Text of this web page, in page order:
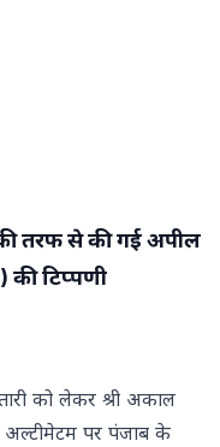
तरफ से की गई अपील
टिप्पणी
को लेकर श्री अकाल
अल्टीमेटम पर पंजाब के